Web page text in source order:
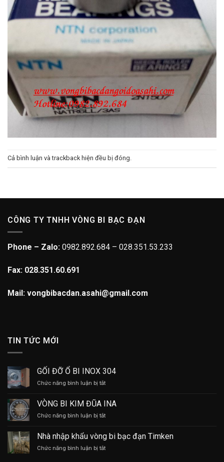
Cả bình luận và trackback hiện đều bị đóng.
CÔNG TY TNHH VÒNG BI BẠC ĐẠN
Phone – Zalo: 0982.892.684 – 028.351.53.233
Fax: 028.351.60.691
Mail: vongbibacdan.asahi@gmail.com
TIN TỨC MỚI
GỐI ĐỠ Ổ BI INOX 304
Chức năng bình luận bị tắtở
ĐỠ
Ổ
BI
304
VÒNG BI KIM ĐŨA INA
Chức năng bình luận bị tắtở
BI
KIM
ĐŨA
Nhà nhập khẩu vòng bi bạc đạn Timken
Chức năng bình luận bị tắtở